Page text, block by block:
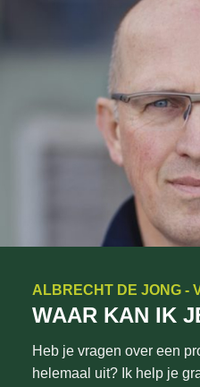
ALBRECHT DE JONG -
WAAR KAN IK
Heb je vragen over een
helemaal uit? Ik help je